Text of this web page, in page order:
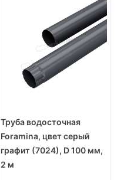
Труба водосточная
Foramina, цвет серый
графит (7024), D 100 мм,
2 м